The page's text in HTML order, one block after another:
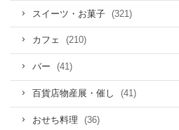
スイーツ・お菓子 (321)
カフェ (210)
バー (41)
百貨店物産展・催し (41)
おせち料理 (36)